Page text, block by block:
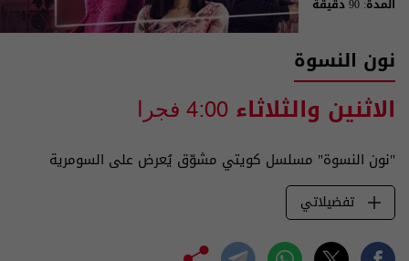
المدة: 90 دقيقة
نون النسوة
الاثنين والثلاثاء 4:00 فجرا
"نون النسوة" مسلسل كويتي مشوّق يُعرض على السومرية
تفضيلاتي